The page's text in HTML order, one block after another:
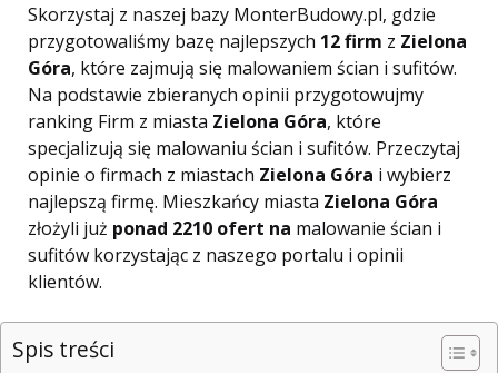
Skorzystaj z naszej bazy MonterBudowy.pl, gdzie
przygotowaliśmy bazę najlepszych 12 firm z Zielona
Góra, które zajmują się malowaniem ścian i sufitów.
Na podstawie zbieranych opinii przygotowujmy
ranking Firm z miasta Zielona Góra, które
specjalizują się malowaniu ścian i sufitów. Przeczytaj
opinie o firmach z miastach Zielona Góra i wybierz
najlepszą firmę. Mieszkańcy miasta Zielona Góra
złożyli już ponad 2210 ofert na malowanie ścian i
sufitów korzystając z naszego portalu i opinii
klientów.
Spis treści